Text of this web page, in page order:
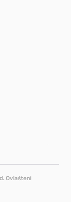
Ovlašteni